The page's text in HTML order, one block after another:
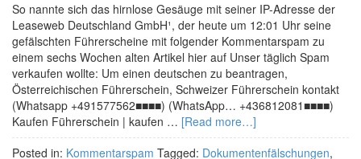
So nannte sich das hirnlose Gesäuge mit seiner IP-Adresse der
Leaseweb Deutschland GmbH¹, der heute um 12:01 Uhr seine
gefälschten Führerscheine mit folgender Kommentarspam zu
einem sechs Wochen alten Artikel hier auf Unser täglich Spam
verkaufen wollte: Um einen deutschen zu beantragen,
Österreichischen Führerschein, Schweizer Führerschein kontakt
(Whatsapp +491577562■■■■) (WhatsApp… +436812081■■■■)
Kaufen Führerschein | kaufen … [Read more…]
Posted in: Kommentarspam Tagged: Dokumentenfälschungen,